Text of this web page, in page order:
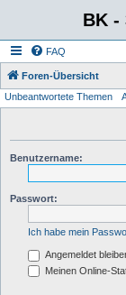
BK -
FAQ
Foren-Übersicht
Unbeantwortete Themen
Benutzername:
Passwort:
Ich habe mein
Angemeldet
Meinen Online-